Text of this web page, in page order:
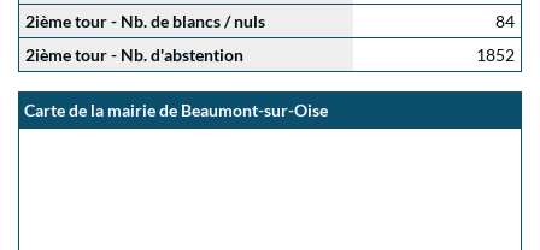
2ième tour - Nb. de blancs / nuls
84
2ième tour - Nb. d'abstention
1852
Carte de la mairie de Beaumont-sur-Oise